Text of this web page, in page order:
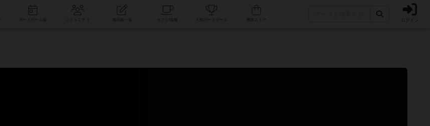
コミュニティ 人気ボードゲーム ログイン